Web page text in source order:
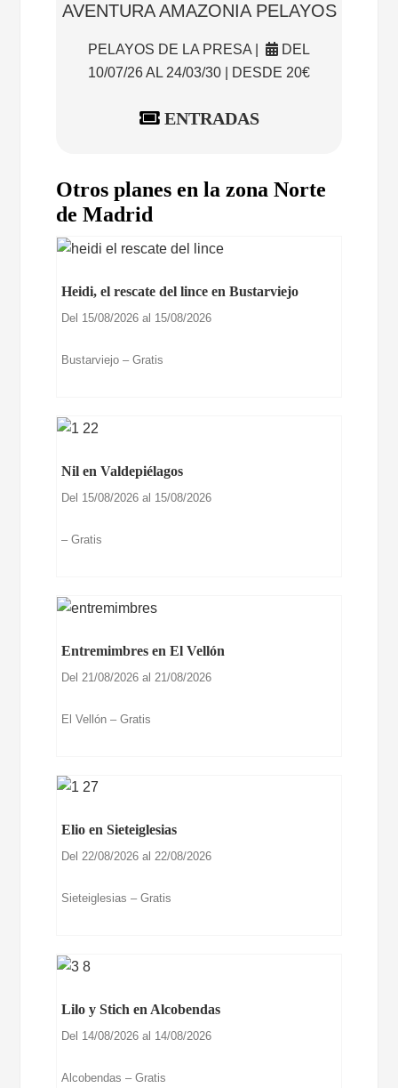
AVENTURA AMAZONIA PELAYOS
PELAYOS DE LA PRESA |
DEL
10/07/26 AL 24/03/30 | DESDE 20€
ENTRADAS
Otros planes en la zona Norte
de Madrid
Heidi, el rescate del lince en Bustarviejo
Del 15/08/2026 al 15/08/2026
Bustarviejo – Gratis
Nil en Valdepiélagos
Del 15/08/2026 al 15/08/2026
– Gratis
Entremimbres en El Vellón
Del 21/08/2026 al 21/08/2026
El Vellón – Gratis
Elio en Sieteiglesias
Del 22/08/2026 al 22/08/2026
Sieteiglesias – Gratis
Lilo y Stich en Alcobendas
Del 14/08/2026 al 14/08/2026
Alcobendas – Gratis